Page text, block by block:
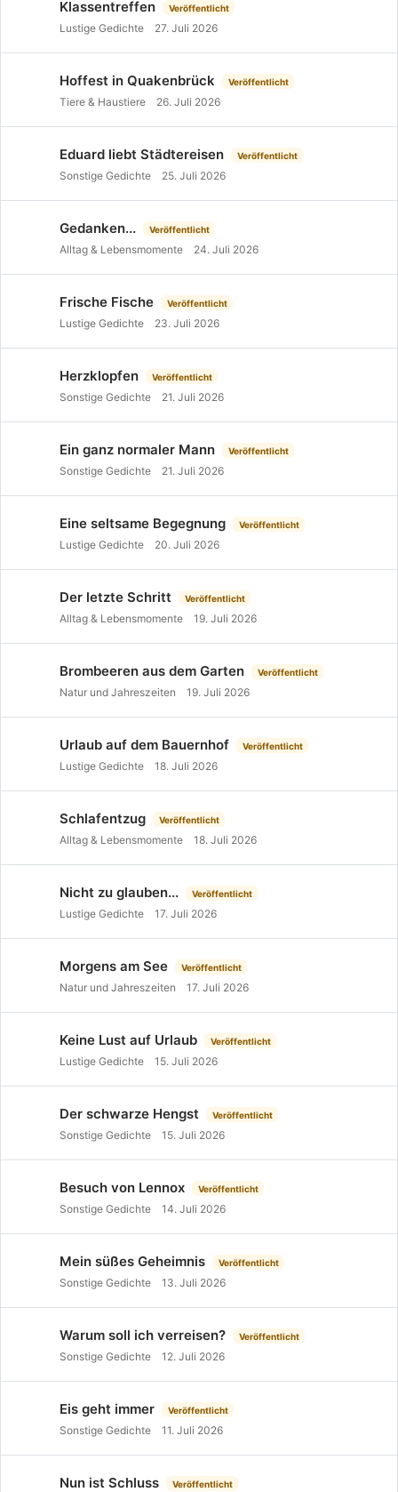
Klassentreffen Veröffentlicht
Lustige Gedichte 27. Juli 2026
Hoffest in Quakenbrück Veröffentlicht
Tiere & Haustiere 26. Juli 2026
Eduard liebt Städtereisen Veröffentlicht
Sonstige Gedichte 25. Juli 2026
Gedanken... Veröffentlicht
Alltag & Lebensmomente 24. Juli 2026
Frische Fische Veröffentlicht
Lustige Gedichte 23. Juli 2026
Herzklopfen Veröffentlicht
Sonstige Gedichte 21. Juli 2026
Ein ganz normaler Mann Veröffentlicht
Sonstige Gedichte 21. Juli 2026
Eine seltsame Begegnung Veröffentlicht
Lustige Gedichte 20. Juli 2026
Der letzte Schritt Veröffentlicht
Alltag & Lebensmomente 19. Juli 2026
Brombeeren aus dem Garten Veröffentlicht
Natur und Jahreszeiten 19. Juli 2026
Urlaub auf dem Bauernhof Veröffentlicht
Lustige Gedichte 18. Juli 2026
Schlafentzug Veröffentlicht
Alltag & Lebensmomente 18. Juli 2026
Nicht zu glauben... Veröffentlicht
Lustige Gedichte 17. Juli 2026
Morgens am See Veröffentlicht
Natur und Jahreszeiten 17. Juli 2026
Keine Lust auf Urlaub Veröffentlicht
Lustige Gedichte 15. Juli 2026
Der schwarze Hengst Veröffentlicht
Sonstige Gedichte 15. Juli 2026
Besuch von Lennox Veröffentlicht
Sonstige Gedichte 14. Juli 2026
Mein süßes Geheimnis Veröffentlicht
Sonstige Gedichte 13. Juli 2026
Warum soll ich verreisen? Veröffentlicht
Sonstige Gedichte 12. Juli 2026
Eis geht immer Veröffentlicht
Sonstige Gedichte 11. Juli 2026
Nun ist Schluss Veröffentlicht